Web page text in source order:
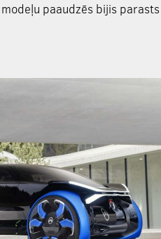
paaudzēs bijis parasts